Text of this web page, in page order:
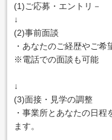
(1)ご応募・エントリ－
↓
(2)事前面談
・あなたのご経歴やご希
※電話での面談も可能
↓
(3)面接・見学の調整
・事業所とあなたの日
ます。